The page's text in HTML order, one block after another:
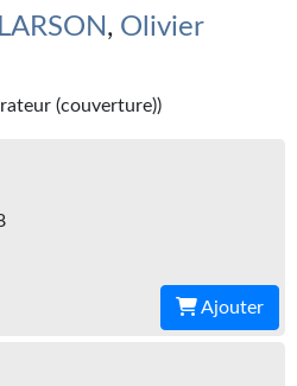
, Olivier
(couverture))
Ajouter